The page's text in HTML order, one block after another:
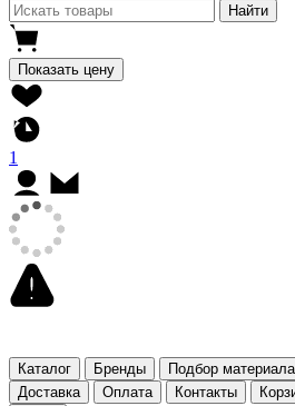
Найти
Показать цену
1
Каталог Бренды Подбор материала
Доставка
Оплата Контакты